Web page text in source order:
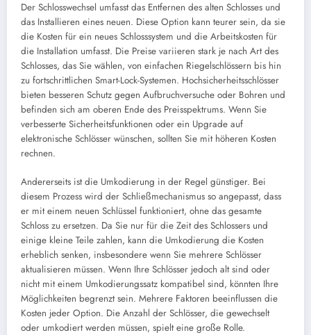
Der Schlosswechsel umfasst das Entfernen des alten Schlosses und
das Installieren eines neuen. Diese Option kann teurer sein, da sie
die Kosten für ein neues Schlosssystem und die Arbeitskosten für
die Installation umfasst. Die Preise variieren stark je nach Art des
Schlosses, das Sie wählen, von einfachen Riegelschlössern bis hin
zu fortschrittlichen Smart-Lock-Systemen. Hochsicherheitsschlösser
bieten besseren Schutz gegen Aufbruchversuche oder Bohren und
befinden sich am oberen Ende des Preisspektrums. Wenn Sie
verbesserte Sicherheitsfunktionen oder ein Upgrade auf
elektronische Schlösser wünschen, sollten Sie mit höheren Kosten
rechnen.
Andererseits ist die Umkodierung in der Regel günstiger. Bei
diesem Prozess wird der Schließmechanismus so angepasst, dass
er mit einem neuen Schlüssel funktioniert, ohne das gesamte
Schloss zu ersetzen. Da Sie nur für die Zeit des Schlossers und
einige kleine Teile zahlen, kann die Umkodierung die Kosten
erheblich senken, insbesondere wenn Sie mehrere Schlösser
aktualisieren müssen. Wenn Ihre Schlösser jedoch alt sind oder
nicht mit einem Umkodierungssatz kompatibel sind, könnten Ihre
Möglichkeiten begrenzt sein. Mehrere Faktoren beeinflussen die
Kosten jeder Option. Die Anzahl der Schlösser, die gewechselt
oder umkodiert werden müssen, spielt eine große Rolle.